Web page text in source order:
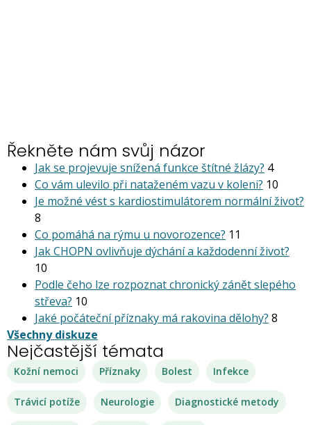
Řekněte nám svůj názor
Jak se projevuje snížená funkce štítné žlázy? 4
Co vám ulevilo při nataženém vazu v koleni? 10
Je možné vést s kardiostimu­látorem normální život?
8
Co pomáhá na rýmu u novorozence? 11
Jak CHOPN ovlivňuje dýchání a každodenní život?
10
Podle čeho lze rozpoznat chronický zánět slepého
střeva? 10
Jaké počáteční příznaky má rakovina dělohy? 8
Všechny diskuze
Nejčastější témata
Kožní nemoci Příznaky Bolest Infekce
Trávicí potíže Neurologie Diagnostické metody